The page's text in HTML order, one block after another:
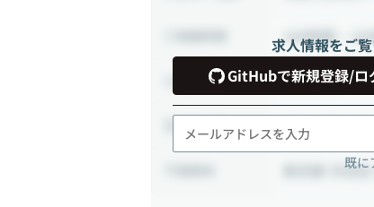
求人情報をご
GitHubで新規登録/ロ
既に
160時間 ~
雇用形態 業務委託
出社頻度 フルリモート
東京都 渋谷